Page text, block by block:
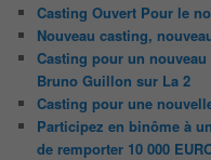
Casting Ouvert Pour le
Nouveau casting,
Casting pour un
Bruno Guillon sur La 2
Casting pour une
Participez en binôme à
de remporter 10 000